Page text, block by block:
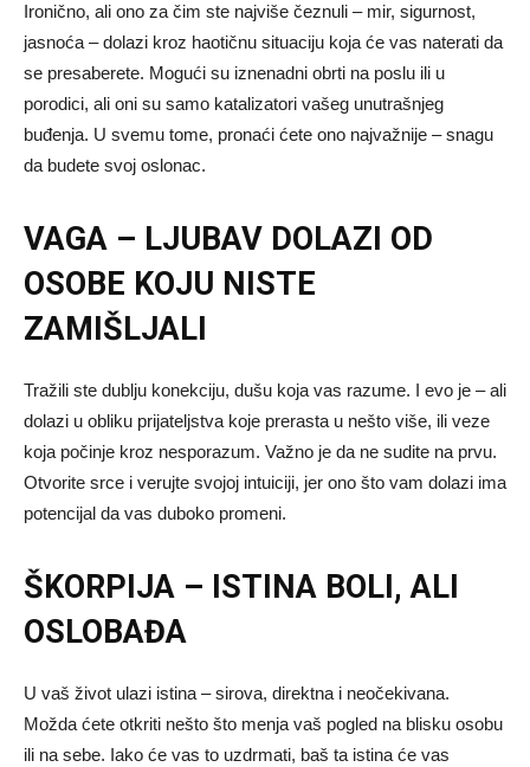
Ironično, ali ono za čim ste najviše čeznuli – mir, sigurnost,
jasnoća – dolazi kroz haotičnu situaciju koja će vas naterati da
se presaberete. Mogući su iznenadni obrti na poslu ili u
porodici, ali oni su samo katalizatori vašeg unutrašnjeg
buđenja. U svemu tome, pronaći ćete ono najvažnije – snagu
da budete svoj oslonac.
VAGA – LJUBAV DOLAZI OD
OSOBE KOJU NISTE
ZAMIŠLJALI
Tražili ste dublju konekciju, dušu koja vas razume. I evo je – ali
dolazi u obliku prijateljstva koje prerasta u nešto više, ili veze
koja počinje kroz nesporazum. Važno je da ne sudite na prvu.
Otvorite srce i verujte svojoj intuiciji, jer ono što vam dolazi ima
potencijal da vas duboko promeni.
ŠKORPIJA – ISTINA BOLI, ALI
OSLOBAĐA
U vaš život ulazi istina – sirova, direktna i neočekivana.
Možda ćete otkriti nešto što menja vaš pogled na blisku osobu
ili na sebe. Iako će vas to uzdrmati, baš ta istina će vas